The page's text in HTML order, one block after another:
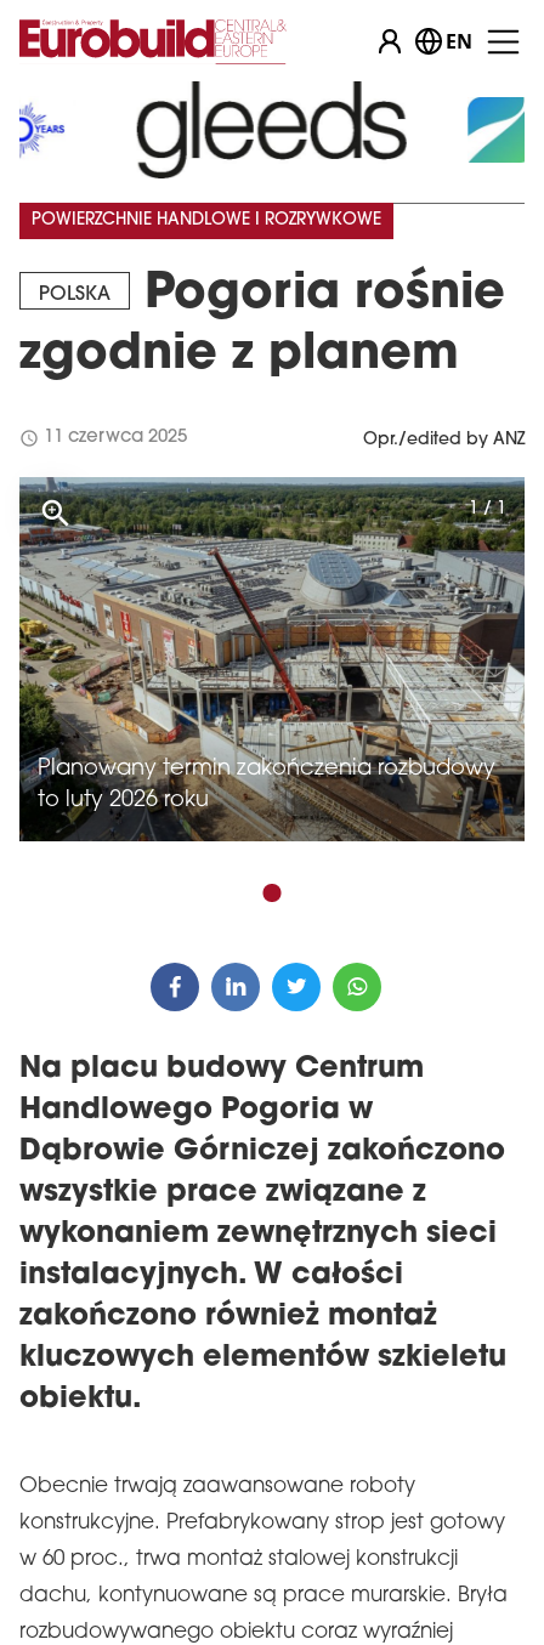
EN
POLSKA
Pogoria rośnie
zgodnie z planem
POWIERZCHNIE HANDLOWE I ROZRYWKOWE
schedule 11 czerwca 2025 Opr./edited by ANZ
Planowany termin zakończenia rozbudowy
to luty 2026 roku
1 / 1
Na placu budowy Centrum
Handlowego Pogoria w
Dąbrowie Górniczej zakończono
wszystkie prace związane z
wykonaniem zewnętrznych sieci
instalacyjnych. W całości
zakończono również montaż
kluczowych elementów szkieletu
obiektu.
Obecnie trwają zaawansowane roboty
konstrukcyjne. Prefabrykowany strop jest gotowy
w 60 proc., trwa montaż stalowej konstrukcji
dachu, kontynuowane są prace murarskie. Bryła
rozbudowywanego obiektu coraz wyraźniej